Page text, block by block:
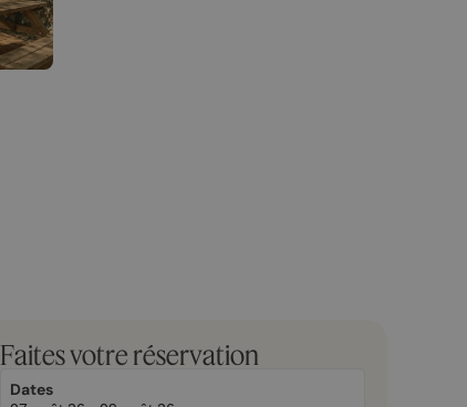
Faites votre réservation
Dates